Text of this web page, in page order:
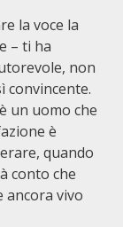
la voce la
– ti ha
non
convincente.
un uomo che
è
quando
conto che
ancora vivo